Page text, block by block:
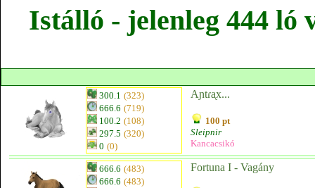
Istálló - jelenleg 444 ló
300.1 (323)
666.6 (719)
100.2 (108)
297.5 (320)
0 (0)
Aɲtɾᶏx...
100 pt
Sleipnir
Kancacsikó
666.6 (483)
666.6 (483)
Fortuna I - Vagány